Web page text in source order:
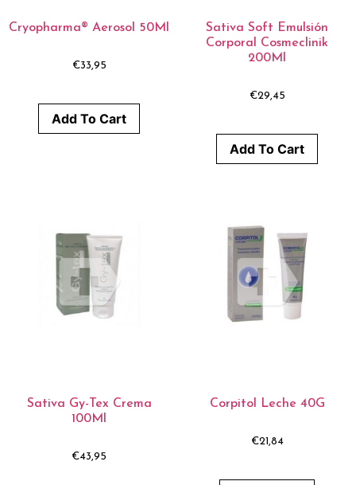
Cryopharma® Aerosol 50Ml
€33,95
Add To Cart
Sativa Soft Emulsión
Corporal Cosmeclinik
200Ml
€29,45
Add To Cart
Sativa Gy-Tex Crema
100Ml
€43,95
Corpitol Leche 40G
€21,84